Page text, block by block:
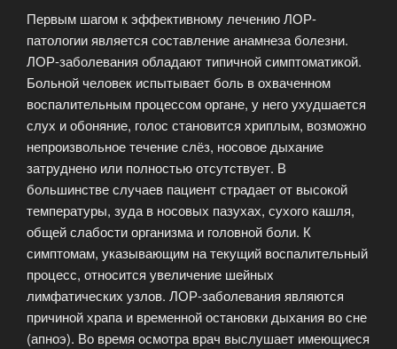
Первым шагом к эффективному лечению ЛОР-
патологии является составление анамнеза болезни.
ЛОР-заболевания обладают типичной симптоматикой.
Больной человек испытывает боль в охваченном
воспалительным процессом органе, у него ухудшается
слух и обоняние, голос становится хриплым, возможно
непроизвольное течение слёз, носовое дыхание
затруднено или полностью отсутствует. В
большинстве случаев пациент страдает от высокой
температуры, зуда в носовых пазухах, сухого кашля,
общей слабости организма и головной боли. К
симптомам, указывающим на текущий воспалительный
процесс, относится увеличение шейных
лимфатических узлов. ЛОР-заболевания являются
причиной храпа и временной остановки дыхания во сне
(апноэ). Во время осмотра врач выслушает имеющиеся